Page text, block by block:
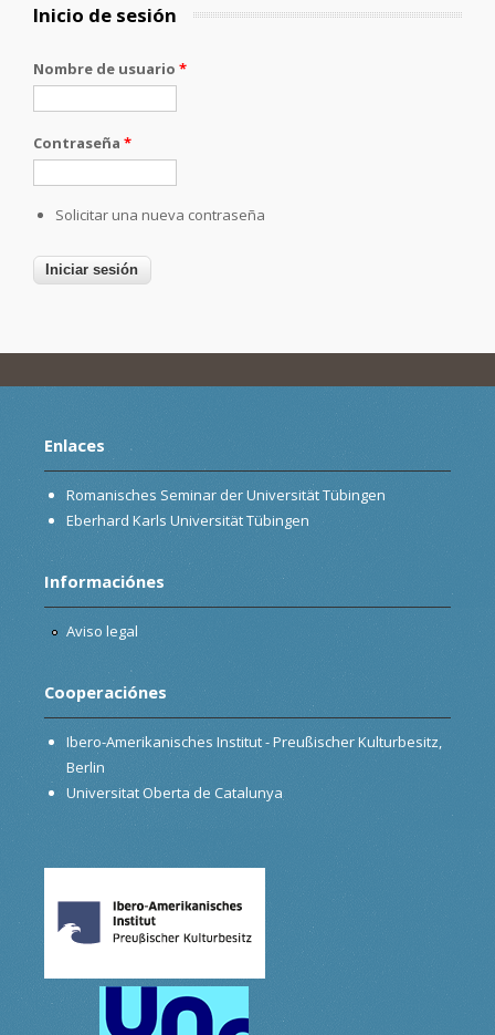
Inicio de sesión
Nombre de usuario *
Contraseña *
Solicitar una nueva contraseña
Enlaces
Romanisches Seminar der Universität Tübingen
Eberhard Karls Universität Tübingen
Informaciónes
Aviso legal
Cooperaciónes
Ibero-Amerikanisches Institut - Preußischer Kulturbesitz,
Berlin
Universitat Oberta de Catalunya